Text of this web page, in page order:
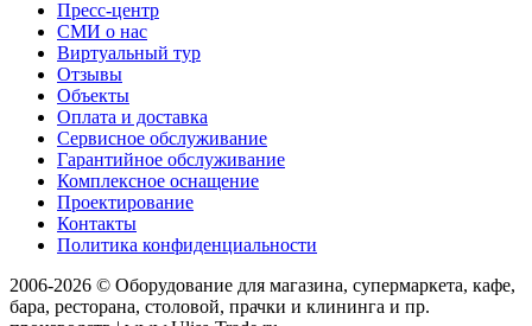
Пресс-центр
СМИ о нас
Виртуальный тур
Отзывы
Объекты
Оплата и доставка
Сервисное обслуживание
Гарантийное обслуживание
Комплексное оснащение
Проектирование
Контакты
Политика конфиденциальности
2006-2026 © Оборудование для магазина, супермаркета, кафе,
бара, ресторана, столовой, прачки и клининга и пр.